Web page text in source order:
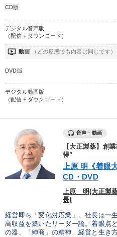
CD版
デジタル音声版
（配信＋ダウンロード）
ondemand_video 動画 （どの形態でも内容は同じです）
DVD版
デジタル動画版
（配信＋ダウンロード）
音声・動画
【大正製薬】創
得”
上原 明《着眼
CD・DVD
上原 明(大正製
長)
経営即ち「変化対応業」。社長は一
高収益を築いたリーダー論。着眼点
の器、「紳商」の精神…経営と生き